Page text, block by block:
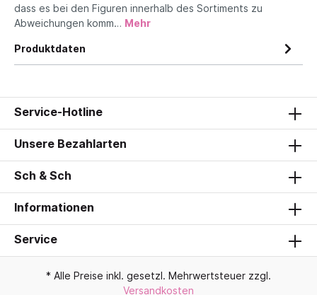
dass es bei den Figuren innerhalb des Sortiments zu
Abweichungen komm… Mehr
Produktdaten
Service-Hotline
Unsere Bezahlarten
Sch & Sch
Informationen
Service
* Alle Preise inkl. gesetzl. Mehrwertsteuer zzgl.
Versandkosten